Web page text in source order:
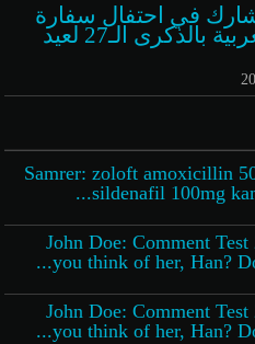
في احتفال سفارة
المملكة المغربية بالذكرى الـ27 لعيد
Samrer: zoloft amoxicillin
sildenafil 100mg
John Doe: Comment
you think of her, Han?
John Doe: Comment
you think of her, Han?